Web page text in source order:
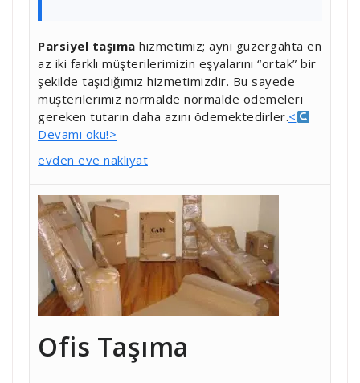
Parsiyel taşıma hizmetimiz; aynı güzergahta en
az iki farklı müşterilerimizin eşyalarını “ortak” bir
şekilde taşıdığımız hizmetimizdir. Bu sayede
müşterilerimiz normalde normalde ödemeleri
gereken tutarın daha azını ödemektedirler.<
Devamı oku!>
evden eve nakliyat
Ofis Taşıma